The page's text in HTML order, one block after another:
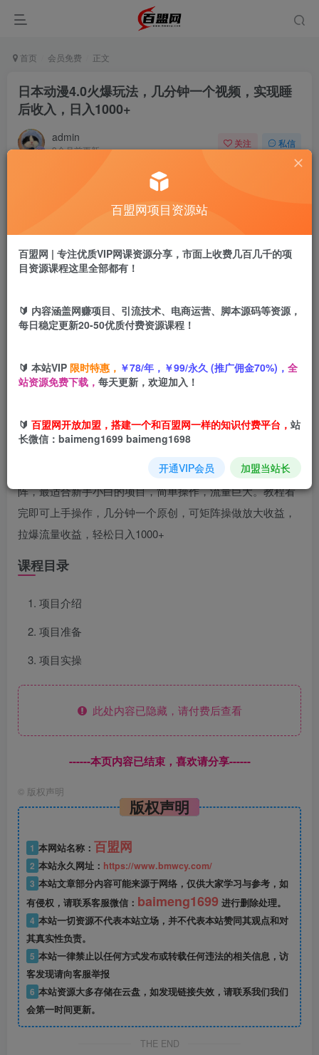
首页 会员免费 正文
日本动漫4.0火爆玩法，几分钟一个视频，实现睡
后收入，日入1000+
admin
9个月前更新
关注 私信
盟币 9.9
立即购买
最新玩法！当下最火！简单零成本！0粉丝照样有收益，不需
要动脑子，每天只需几分钟操作，小白看完就可轻松上手矩
阵，最适合新手小白的项目，简单操作，流量巨大。教程看
完即可上手操作，几分钟一个原创，可矩阵操做放大收益，
拉爆流量收益，轻松日入1000+
课程目录
项目介绍
项目准备
项目实操
此处内容已隐藏，请付费后查看
------本页内容已结束，喜欢请分享------
© 版权声明
版权声明
1 本网站名称： 百盟网
2 本站永久网址： https://www.bmwcy.com/
3 本站文章部分内容可能来源于网络，仅供大家学习与参考，如
有侵权，请联系客服微信： baimeng1699 进行删除处理。
4 本站一切资源不代表本站立场，并不代表本站赞同其观点和对
其真实性负责。
5 本站一律禁止以任何方式发布或转载任何违法的相关信息，访
客发现请向客服举报
6 本站资源大多存储在云盘，如发现链接失效，请联系我们我们
会第一时间更新。
THE END
百盟网项目资源站
百盟网 | 专注优质VIP网课资源分享，市面上收费几百几千的项
目资源课程这里全部都有！
🔰 内容涵盖网赚项目、引流技术、电商运营、脚本源码等资源，
每日稳定更新20-50优质付费资源课程！
🔰 本站VIP 限时特惠， ￥78/年，￥99/永久 (推广佣金70%)， 全
站资源免费下载， 每天更新，欢迎加入！
🔰 百盟网开放加盟，搭建一个和百盟网一样的知识付费平台， 站
长微信：baimeng1699 baimeng1698
开通VIP会员 加盟当站长